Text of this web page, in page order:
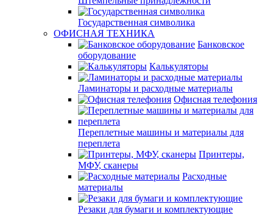
Государственная символика
ОФИСНАЯ ТЕХНИКА
Банковское
оборудование
Калькуляторы
Ламинаторы и расходные материалы
Офисная телефония
Переплетные машины и материалы для
переплета
Принтеры,
МФУ, сканеры
Расходные
материалы
Резаки для бумаги и комплектующие